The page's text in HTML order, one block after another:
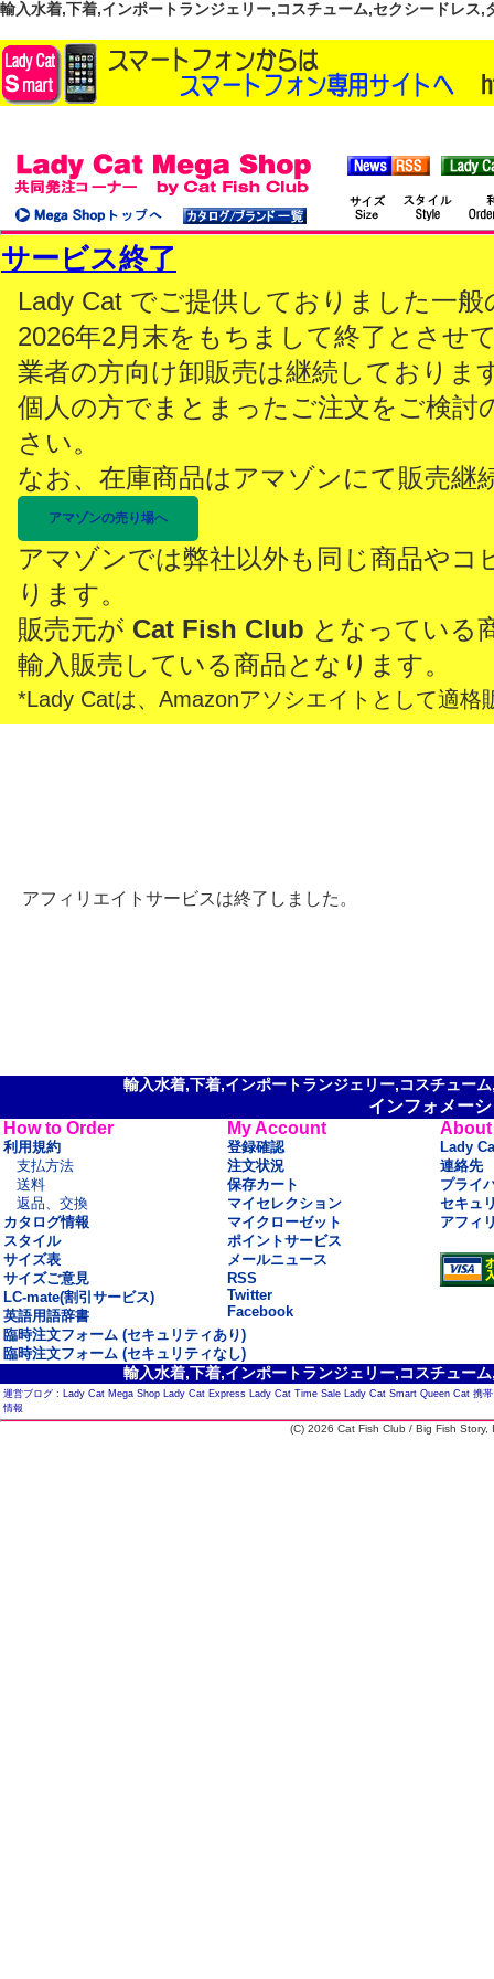
輸入水着,下着,インポートランジェリー,コスチューム,セクシードレス
サービス終了
Lady Cat でご提供しておりました一
2026年2月末をもちまして終了とさせ
業者の方向け卸販売は継続しておりま
個人の方でまとまったご注文をご検討
さい。
なお、在庫商品はアマゾンにて販売継
アマゾンの売り場へ
アマゾンでは弊社以外も同じ商品やコ
ります。
販売元が Cat Fish Club となっている
輸入販売している商品となります。
*Lady Catは、Amazonアソシエイトとして適格
アフィリエイトサービスは終了しました。
輸入水着,下着,インポートランジェリー,コスチュー
インフォメー
How to Order
利用規約
支払方法
送料
返品、交換
カタログ情報
スタイル
サイズ表
サイズご意見
LC-mate(割引サービス)
英語用語辞書
My Account
登録確認
注文状況
保存カート
マイセレクション
マイクローゼット
ポイントサービス
メールニュース
RSS
Twitter
Facebook
About
Lady
連絡先
プライ
セキュ
アフィ
臨時注文フォーム (セキュリティあり)
臨時注文フォーム (セキュリティなし)
輸入水着,下着,インポートランジェリー,コスチュー
運営ブログ : Lady Cat Mega Shop Lady Cat Express Lady Cat Time Sale Lady Cat Smart Queen Cat 携
情報
(C) 2026 Cat Fish Club / Big Fish Story,